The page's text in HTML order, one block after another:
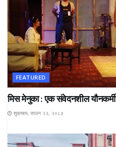
FEATURED
मिस मेनुका : एक संवेदनशील यौनकर्मी
शुक्रबार, साउन २२, २०८३